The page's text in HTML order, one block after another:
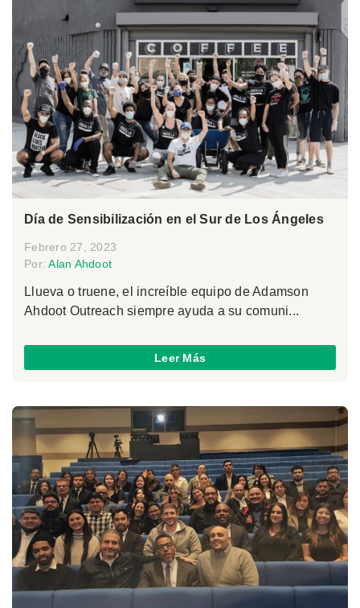
Día de Sensibilización en el Sur de Los Ángeles
Febrero 27, 2023
Por:Alan Ahdoot
Llueva o truene, el increíble equipo de Adamson
Ahdoot Outreach siempre ayuda a su comuni...
Leer Más